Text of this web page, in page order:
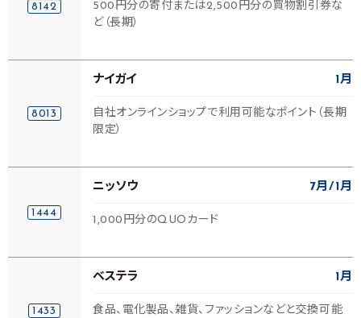
8142
500円分の寄付または2,500円分の買物割引券な
ど（長期）
8013
ナイガイ 1月
自社オンラインショップで利用可能なポイント（長期
限定）
1444
ニッソウ 7月 1月
1,000円分のQUOカード
1433
ベステラ 1月
食品、電化製品、雑貨、ファッションなどと交換可能